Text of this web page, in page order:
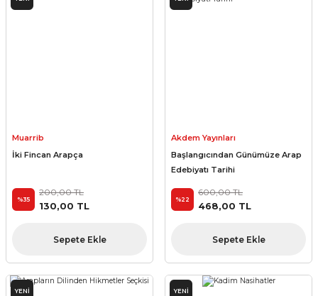
Muarrib
İki Fincan Arapça
%35
200,00 TL
130,00 TL
Sepete Ekle
Akdem Yayınları
Başlangıcından Günümüze Arap
Edebiyatı Tarihi
%22
600,00 TL
468,00 TL
Sepete Ekle
YENİ YENİ